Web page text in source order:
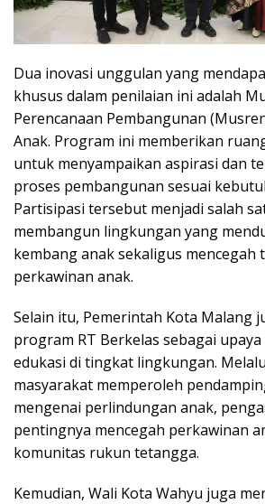
Dua inovasi unggulan yang
khusus dalam penilaian ini adalah
Perencanaan Pembangunan
Anak. Program ini memberikan
untuk menyampaikan aspirasi dan
proses pembangunan sesuai
Partisipasi tersebut menjadi salah
membangun lingkungan yang
kembang anak sekaligus mencegah
perkawinan anak.
Selain itu, Pemerintah Kota Malang
program RT Berkelas sebagai
edukasi di tingkat lingkungan.
masyarakat memperoleh
mengenai perlindungan anak,
pentingnya mencegah perkawinan
komunitas rukun tetangga.
Kemudian, Wali Kota Wahyu juga